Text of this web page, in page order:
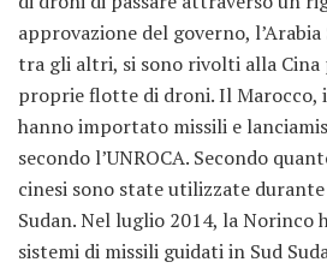
approvazione del governo,
tra gli altri, si sono rivolti alla Cina
proprie flotte di droni. Il Marocco,
hanno importato missili e
secondo l’UNROCA. Secondo
cinesi sono state utilizzate
Sudan. Nel luglio 2014, la Norinco
sistemi di missili guidati in Sud